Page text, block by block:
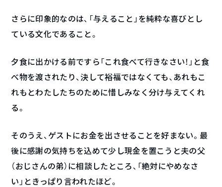
さらに印象的なのは、「与えること」を純粋な喜びとし
ている文化であること。
夕食に出かける前ですら「これ食べて行きなさい！」と食
べ物を渡されたり、決して裕福ではなくても、あれもこ
れもとわたしたちのために惜しみなく分け与えてくれ
る。
そのうえ、ゲストにお金を出させることを好まない。最
後に感謝の気持ちを込めて少し現金を置こうと夫の父
（おじさんの弟）に相談したところ、「絶対にやめなさ
い」ときっぱり言われたほど。